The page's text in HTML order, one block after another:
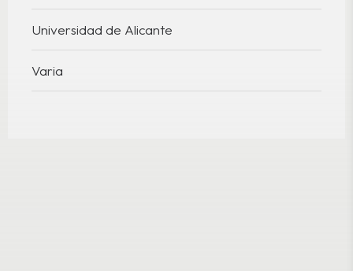
Universidad de Alicante
Varia